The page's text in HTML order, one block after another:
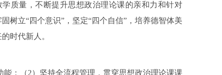
质量，不断提升思想政治理论课的亲和力和针对
树立“四个意识”，坚定“四个自信”，培养德智体美
时代新人。
；（2）坚持全流程管理，贯穿思想政治理论课课